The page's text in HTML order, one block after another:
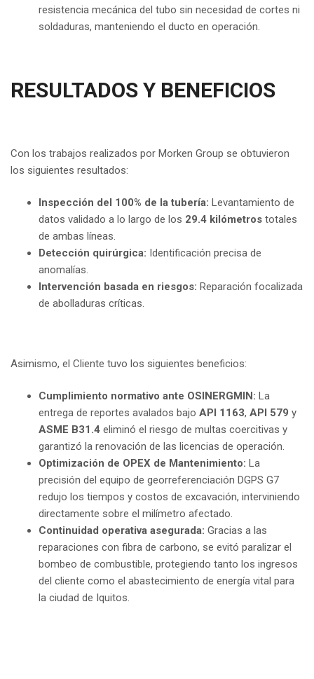
resistencia mecánica del tubo sin necesidad de cortes ni
soldaduras, manteniendo el ducto en operación.
RESULTADOS Y BENEFICIOS
Con los trabajos realizados por Morken Group se obtuvieron
los siguientes resultados:
Inspección del 100% de la tubería: Levantamiento de
datos validado a lo largo de los 29.4 kilómetros totales
de ambas líneas.
Detección quirúrgica: Identificación precisa de
anomalías.
Intervención basada en riesgos: Reparación focalizada
de abolladuras críticas.
Asimismo, el Cliente tuvo los siguientes beneficios:
Cumplimiento normativo ante OSINERGMIN: La
entrega de reportes avalados bajo API 1163, API 579 y
ASME B31.4 eliminó el riesgo de multas coercitivas y
garantizó la renovación de las licencias de operación.
Optimización de OPEX de Mantenimiento: La
precisión del equipo de georreferenciación DGPS G7
redujo los tiempos y costos de excavación, interviniendo
directamente sobre el milímetro afectado.
Continuidad operativa asegurada: Gracias a las
reparaciones con fibra de carbono, se evitó paralizar el
bombeo de combustible, protegiendo tanto los ingresos
del cliente como el abastecimiento de energía vital para
la ciudad de Iquitos.